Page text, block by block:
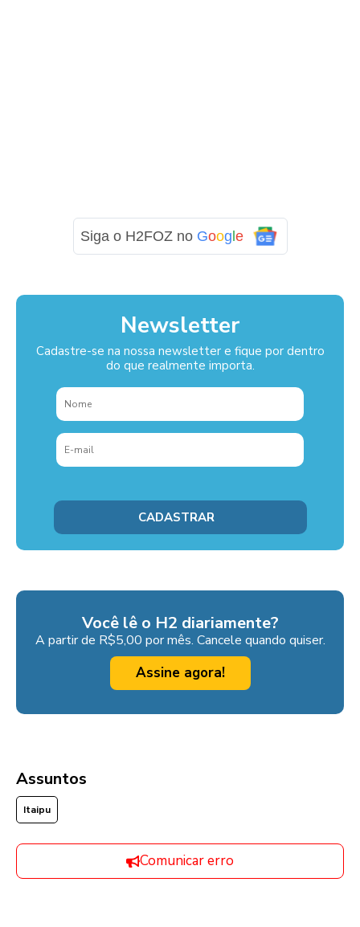
Siga o H2FOZ no Google
Newsletter
Cadastre-se na nossa newsletter e fique por dentro
do que realmente importa.
Você lê o H2 diariamente?
A partir de R$5,00 por mês. Cancele quando quiser.
Assine agora!
Assuntos
Itaipu
Comunicar erro